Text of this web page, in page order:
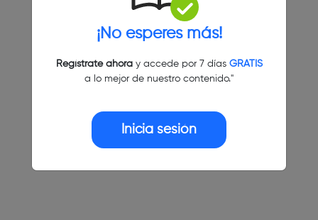
¡No esperes más!
Regístrate ahoray accede por 7 días GRATIS
a lo mejor de nuestro contenido."
Inicia sesión